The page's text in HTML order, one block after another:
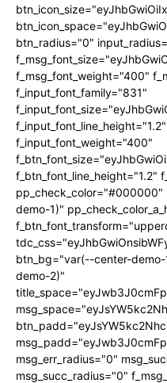
btn_radius="0"
f_msg_font_weight="400"
f_input_font_family="831"
f_input_font_weight="400"
f_btn_font_line_height="1.2"
pp_check_color="#000000"
demo-1)"
btn_bg="var(--center-
demo-2)"
msg_err_radius="0"
msg_succ_radius="0"